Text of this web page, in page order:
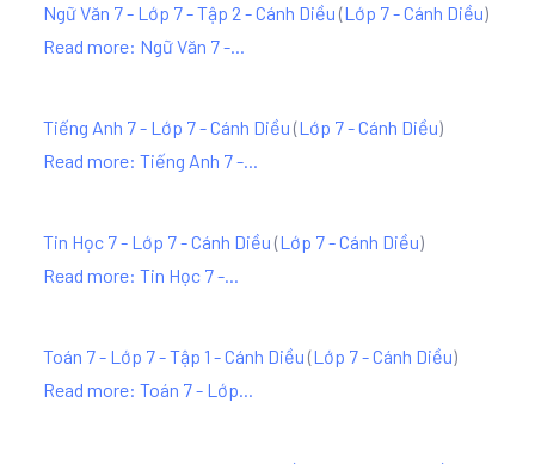
Ngữ Văn 7 - Lớp 7 - Tập 2 - Cánh Diều (Lớp 7 - Cánh Diều)
Read more: Ngữ Văn 7 -...
Tiếng Anh 7 - Lớp 7 - Cánh Diều (Lớp 7 - Cánh Diều)
Read more: Tiếng Anh 7 -...
Tin Học 7 - Lớp 7 - Cánh Diều (Lớp 7 - Cánh Diều)
Read more: Tin Học 7 -...
Toán 7 - Lớp 7 - Tập 1 - Cánh Diều (Lớp 7 - Cánh Diều)
Read more: Toán 7 - Lớp...